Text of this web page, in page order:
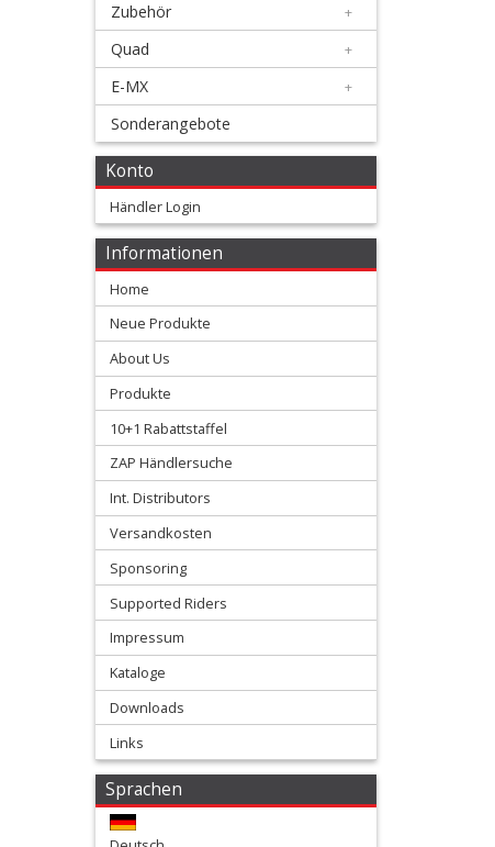
Auspuff
Zubehör
Ausrüstung
Bremse
Elektrik
Fahrwerk
Filter
Schmierstoffe
Armaturen
Kühlung
Protection
Lenker
Zubehör +
Quad +
E-MX +
Sonderangebote
Konto
Händler Login
Informationen
Home
Neue Produkte
About Us
Produkte
10+1 Rabattstaffel
ZAP Händlersuche
Int. Distributors
Versandkosten
Sponsoring
Supported Riders
Impressum
Kataloge
Downloads
Links
Sprachen